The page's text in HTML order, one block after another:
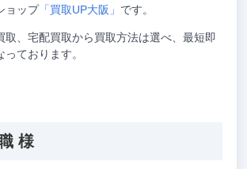
ョップ「買取UP大阪」 です。
取、宅配買取から買取方法は選べ、最短即
ております。
様